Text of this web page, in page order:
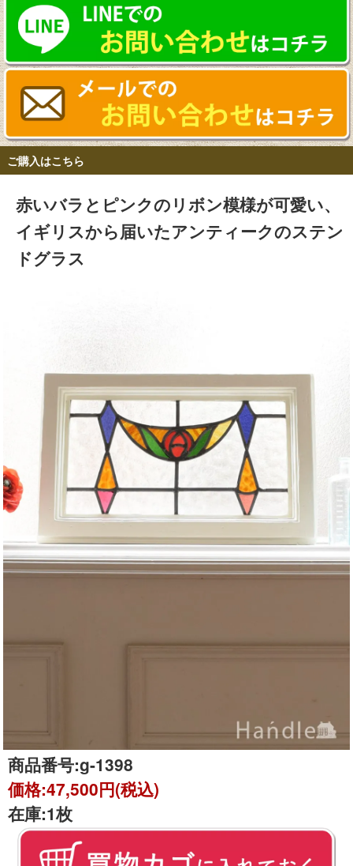
ご購入はこちら
赤いバラとピンクのリボン模様が可愛い、
イギリスから届いたアンティークのステン
ドグラス
商品番号:g-1398
価格:47,500円(税込)
在庫:1枚